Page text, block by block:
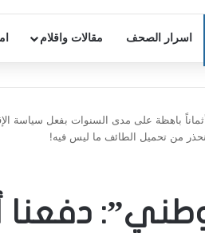
اسرار الصحف مقالات واقلام
باهظة على مدى السنوات بفعل سياسة
من تحميل الطائف ما ليس فيه!
دفعنا